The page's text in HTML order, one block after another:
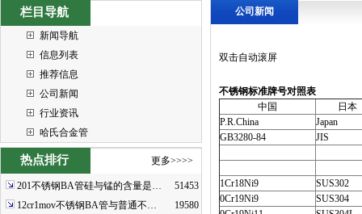
栏目导航
新闻导航
信息列表
推荐信息
公司新闻
行业资讯
哈氏合金管
热点排行 更多>>>>
201不锈钢BA管硅与锰的含量是…
51453
12cr1mov不锈钢BA管与普通不…
19580
公司新闻
双击自动滚屏
不锈钢标准牌号对照表
中国
日本
P.R.China
Japan
GB3280-84
JIS
1Cr18Ni9
SUS302
0Cr19Ni9
SUS304